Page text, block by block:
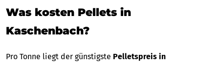
Was kosten Pellets in
Kaschenbach?
Pro Tonne liegt der günstigste Pelletspreis in